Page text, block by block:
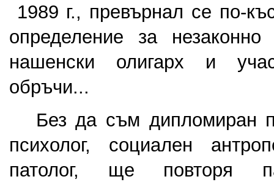
1989 г., превърнал се по-
определение за незаконно
нашенски олигарх и
обръчи...
Без да съм дипломиран
психолог, социален
патолог, ще повторя